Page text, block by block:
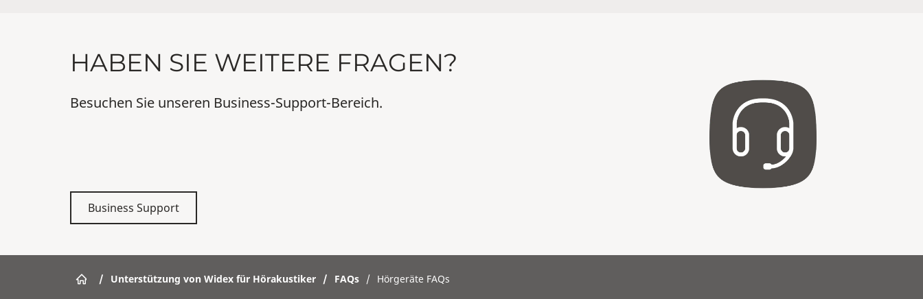
HABEN SIE WEITERE FRAGEN?
Besuchen Sie unseren Business-Support-Bereich.
Business Support
/ Unterstützung von Widex für Hörakustiker / FAQs / Hörgeräte FAQs